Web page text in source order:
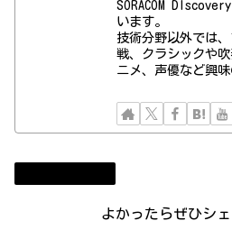
SORACOM
います。
技術分野以外では
戦、クラシックや
ニメ、声優など興
よかったらぜひシ